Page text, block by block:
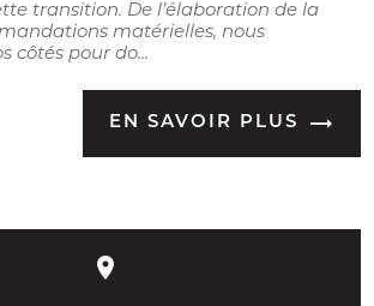
transition. De l’élaboration de la
matérielles, nous
côtés pour do...
EN SAVOIR PLUS
place